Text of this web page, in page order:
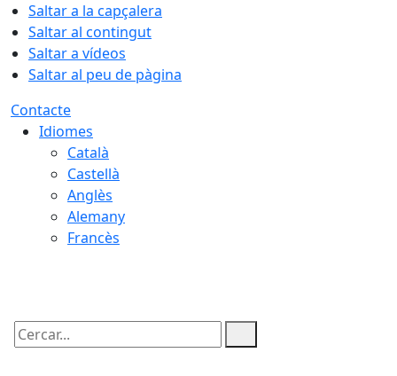
Saltar a la capçalera
Saltar al contingut
Saltar a vídeos
Saltar al peu de pàgina
Contacte
Idiomes
Català
Castellà
Anglès
Alemany
Francès
Cercar: